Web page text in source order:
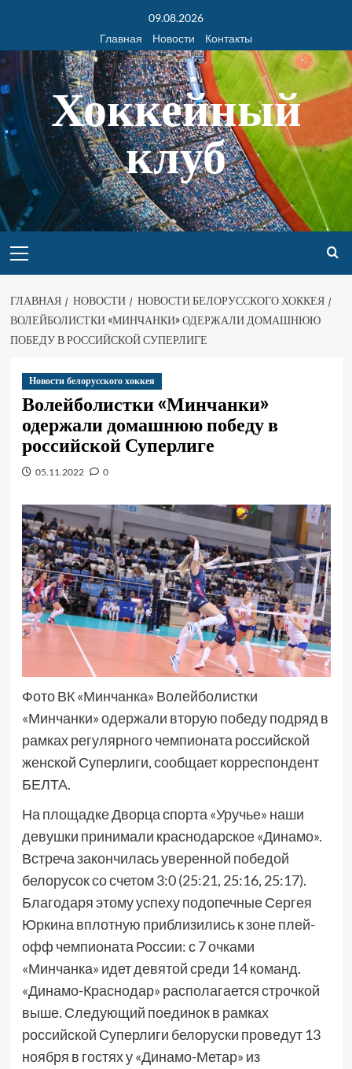
09.08.2026
Главная
Новости Контакты
Хоккейный
клуб
ГЛАВНАЯ НОВОСТИ
НОВОСТИ БЕЛОРУССКОГО ХОККЕЯ
ВОЛЕЙБОЛИСТКИ «МИНЧАНКИ» ОДЕРЖАЛИ ДОМАШНЮЮ
ПОБЕДУ В РОССИЙСКОЙ СУПЕРЛИГЕ
Новости белорусского хоккея
Волейболистки «Минчанки»
одержали домашнюю победу в
российской Суперлиге
05.11.2022 0
Фото ВК «Минчанка» Волейболистки
«Минчанки» одержали вторую победу подряд в
рамках регулярного чемпионата российской
женской Суперлиги, сообщает корреспондент
БЕЛТА.
На площадке Дворца спорта «Уручье» наши
девушки принимали краснодарское «Динамо».
Встреча закончилась уверенной победой
белорусок со счетом 3:0 (25:21, 25:16, 25:17).
Благодаря этому успеху подопечные Сергея
Юркина вплотную приблизились к зоне плей-
офф чемпионата России: с 7 очками
«Минчанка» идет девятой среди 14 команд.
«Динамо-Краснодар» располагается строчкой
выше. Следующий поединок в рамках
российской Суперлиги белоруски проведут 13
ноября в гостях у «Динамо-Метар» из